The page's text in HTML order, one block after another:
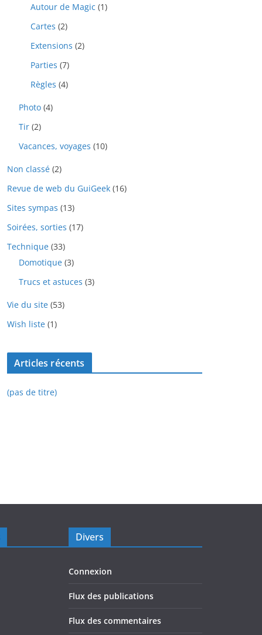
Autour de Magic (1)
Cartes (2)
Extensions (2)
Parties (7)
Règles (4)
Photo (4)
Tir (2)
Vacances, voyages (10)
Non classé (2)
Revue de web du GuiGeek (16)
Sites sympas (13)
Soirées, sorties (17)
Technique (33)
Domotique (3)
Trucs et astuces (3)
Vie du site (53)
Wish liste (1)
Articles récents
(pas de titre)
Divers
Connexion
Flux des publications
Flux des commentaires